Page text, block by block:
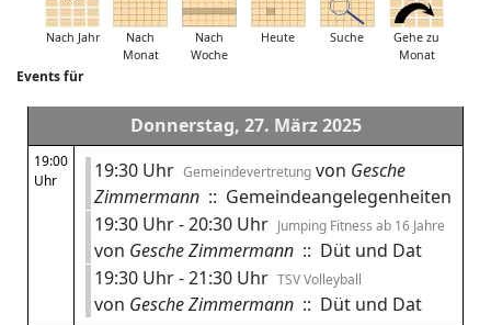
Nach Jahr
Nach
Monat
Nach
Woche
Heute Suche
Gehe zu
Monat
Events für
Donnerstag, 27. März 2025
19:00
Uhr
19:30 Uhr Gemeindevertretung von Gesche
Zimmermann :: Gemeindeangelegenheiten
19:30 Uhr - 20:30 Uhr Jumping Fitness ab 16 Jahre
von Gesche Zimmermann :: Düt und Dat
19:30 Uhr - 21:30 Uhr TSV Volleyball
von Gesche Zimmermann :: Düt und Dat